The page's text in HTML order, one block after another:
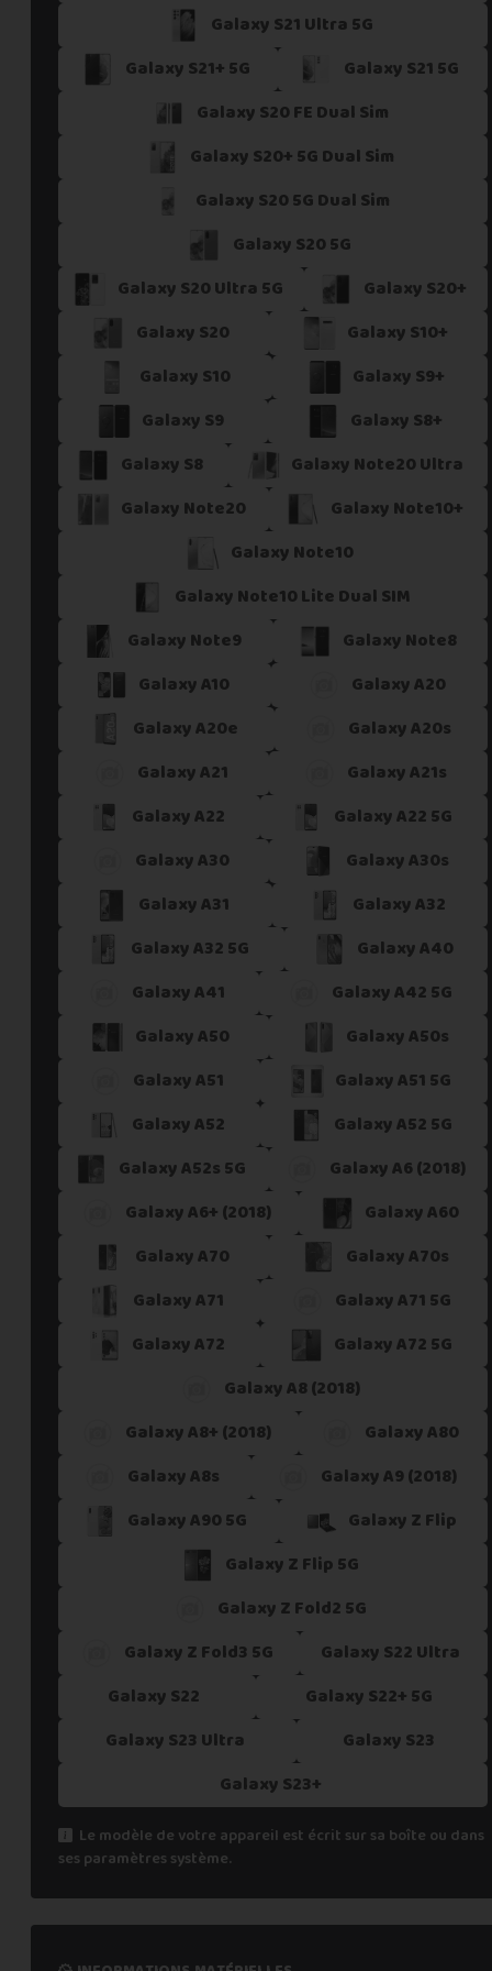
Si vous ne trouvez pas une offre correspondant aux
Vous pouvez éventuellement nous contacter.
Galaxy S21 Ultra 5G
Galaxy S21+ 5G
Galaxy S21 5G
Galaxy S20 FE Dual Sim
Galaxy S20+ 5G Dual Sim
Galaxy S20 5G Dual Sim
Galaxy S20 5G
Galaxy S20 Ultra 5G
Galaxy S20+
Galaxy S20
Galaxy S10+
Galaxy S10
Galaxy S9+
Galaxy S9
Galaxy S8+
Galaxy S8
Galaxy Note20 Ultra
Galaxy Note20
Galaxy Note10+
Galaxy Note10
Galaxy Note10 Lite Dual SIM
Galaxy Note9
Galaxy Note8
Galaxy A10
Galaxy A20
Galaxy A20e
Galaxy A20s
Galaxy A21
Galaxy A21s
Galaxy A22
Galaxy A22 5G
Galaxy A30
Galaxy A30s
Galaxy A31
Galaxy A32
Galaxy A32 5G
Galaxy A40
Galaxy A41
Galaxy A42 5G
Galaxy A50
Galaxy A50s
Galaxy A51
Galaxy A51 5G
Galaxy A52
Galaxy A52 5G
Galaxy A52s 5G
Galaxy A6 (2018)
Galaxy A6+ (2018)
Galaxy A60
Galaxy A70
Galaxy A70s
Galaxy A71
Galaxy A71 5G
Galaxy A72
Galaxy A72 5G
Galaxy A8 (2018)
Galaxy A8+ (2018)
Galaxy A80
Galaxy A8s
Galaxy A9 (2018)
Galaxy A90 5G
Galaxy Z Flip
Galaxy Z Flip 5G
Galaxy Z Fold2 5G
Galaxy Z Fold3 5G
Galaxy S22 Ultra
Galaxy S22
Galaxy S22+ 5G
Galaxy S23 Ultra
Galaxy S23
Galaxy S23+
Le modèle de votre appareil est écrit sur sa boîte ou dans
ses paramètres système.